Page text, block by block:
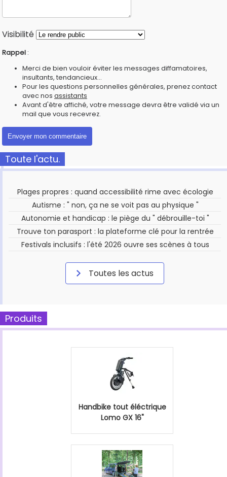
Visibilité
Rappel :
Merci de bien vouloir éviter les messages diffamatoires,
insultants, tendancieux...
Pour les questions personnelles générales, prenez contact
avec nos assistants
Avant d'être affiché, votre message devra être validé via un
mail que vous recevrez.
Toute l'actu.
Plages propres : quand accessibilité rime avec écologie
Autisme : " non, ça ne se voit pas au physique "
Autonomie et handicap : le piège du " débrouille-toi "
Trouve ton parasport : la plateforme clé pour la rentrée
Festivals inclusifs : l'été 2026 ouvre ses scènes à tous
Toutes les actus
Produits
Handbike tout éléctrique
Lomo GX 16"